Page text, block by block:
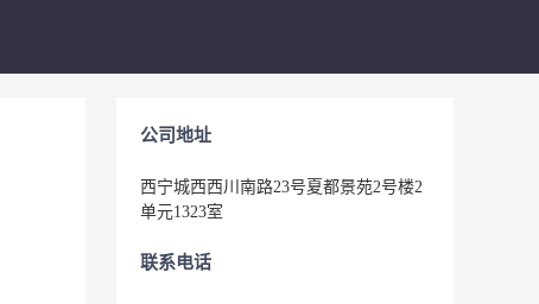
公司地址
西宁城西西川南路23号夏都景苑2号楼2
单元1323室
联系电话